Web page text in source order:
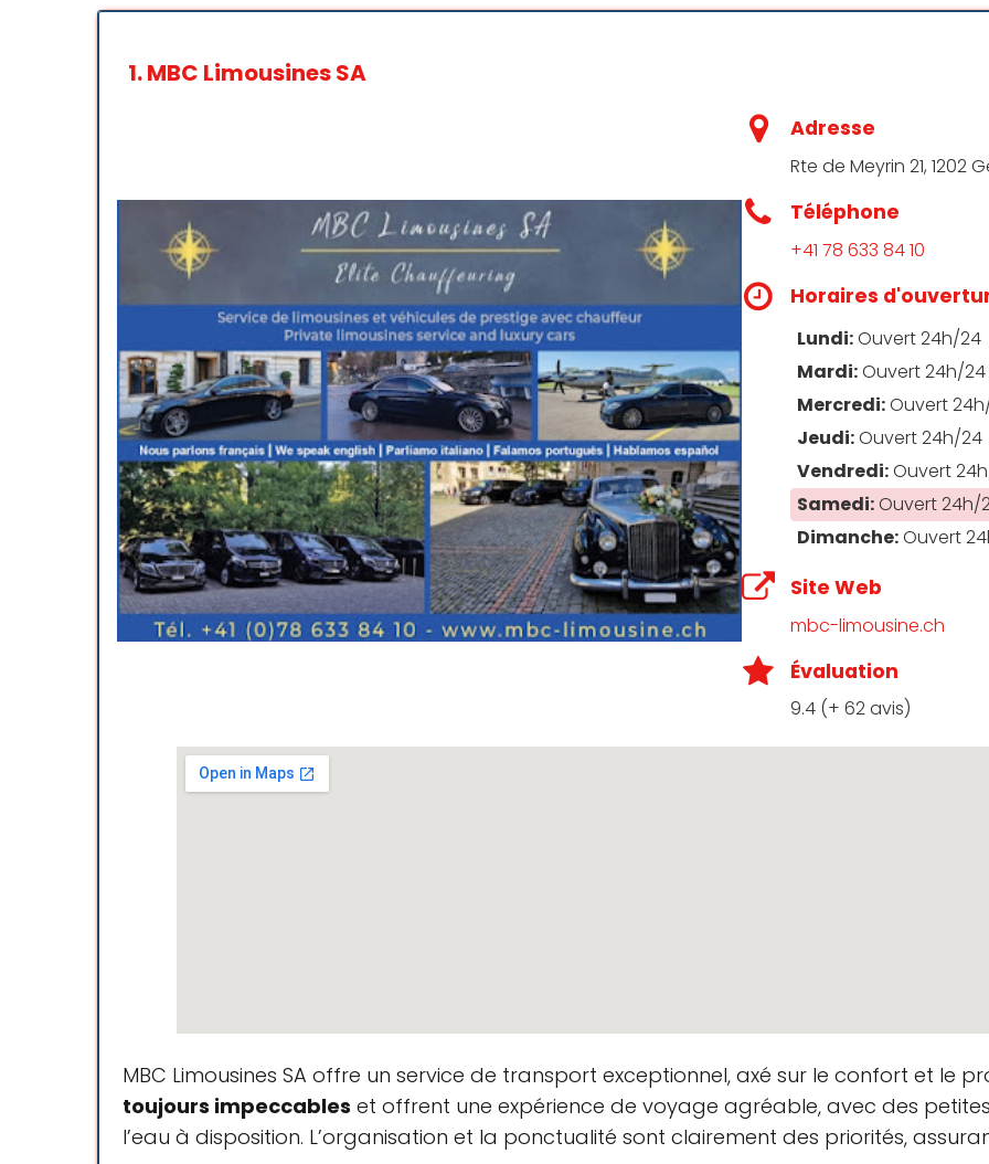
1.MBC Limousines SA
Adresse
Rte de Meyrin 21, 1202
Téléphone
+41 78 633 84 10
Horaires
Lundi:Ouvert 24h/24
Mardi:Ouvert 24h/24
Mercredi:Ouvert
Jeudi:Ouvert 24h/24
Vendredi:Ouvert
Samedi:Ouvert 24h/
Dimanche:Ouvert
Site Web
mbc-limousine.ch
Évaluation
9.4 (+ 62 avis)
MBC Limousines SA offre un service de transport exceptionnel, axé sur le confort et le
toujours impeccables et offrent une expérience de voyage agréable, avec des
l’eau à disposition. L’organisation et la ponctualité sont clairement des priorités,